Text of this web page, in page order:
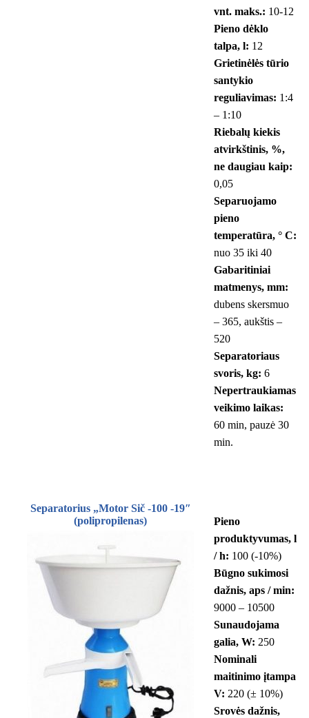
vnt. maks.: 10-12
Pieno dėklo
talpa, l: 12
Grietinėlės tūrio
santykio
reguliavimas: 1:4
– 1:10
Riebalų kiekis
atvirkštinis, %,
ne daugiau kaip:
0,05
Separuojamo
pieno
temperatūra, ° С:
nuo 35 iki 40
Gabaritiniai
matmenys, mm:
dubens skersmuo
– 365, aukštis –
520
Separatoriaus
svoris, kg: 6
Nepertraukiamas
veikimo laikas:
60 min, pauzė 30
min.
Separatorius „Motor Sič -100 -19″
(polipropilenas)
Pieno
produktyvumas, l
/ h: 100 (-10%)
Būgno sukimosi
dažnis, aps / min:
9000 – 10500
Sunaudojama
galia, W: 250
Nominali
maitinimo įtampa
V: 220 (± 10%)
Srovės dažnis,